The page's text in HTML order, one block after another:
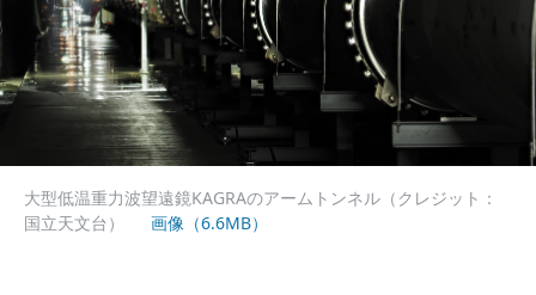
大型低温重力波望遠鏡KAGRAのアームトンネル（クレジット：
国立天文台）
画像（6.6MB）